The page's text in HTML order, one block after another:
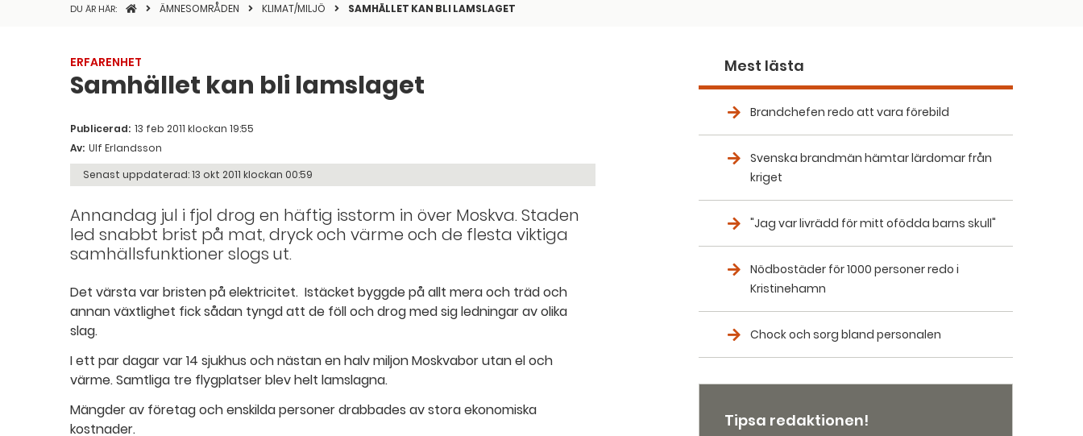
DU ÄR HÄR: STARTSIDANÄMNESOMRÅDEN KLIMAT/MILJÖ SAMHÄLLET KAN BLI LAMSLAGET
ERFARENHET
Samhället kan bli lamslaget
Publicerad: 13 feb 2011 klockan 19:55
Av: Ulf Erlandsson
Senast uppdaterad:13 okt 2011 klockan 00:59
Annandag jul i fjol drog en häftig isstorm in över Moskva. Staden
led snabbt brist på mat, dryck och värme och de flesta viktiga
samhällsfunktioner slogs ut.
Det värsta var bristen på elektricitet. Istäcket byggde på allt mera och träd och
annan växtlighet fick sådan tyngd att de föll och drog med sig ledningar av olika
slag.
I ett par dagar var 14 sjukhus och nästan en halv miljon Moskvabor utan el och
värme. Samtliga tre flygplatser blev helt lamslagna.
Mängder av företag och enskilda personer drabbades av stora ekonomiska
kostnader.
Mest lästa
Brandchefen redo att vara förebild
Svenska brandmän hämtar lärdomar från
kriget
"Jag var livrädd för mitt ofödda barns skull"
Nödbostäder för 1000 personer redo i
Kristinehamn
Chock och sorg bland personalen
Tipsa redaktionen!